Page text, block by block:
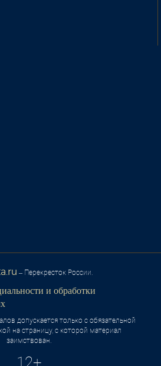
– Перекресток России.
и обработки
допускается только с обязательной
на страницу, с которой материал
заимствован.
12+